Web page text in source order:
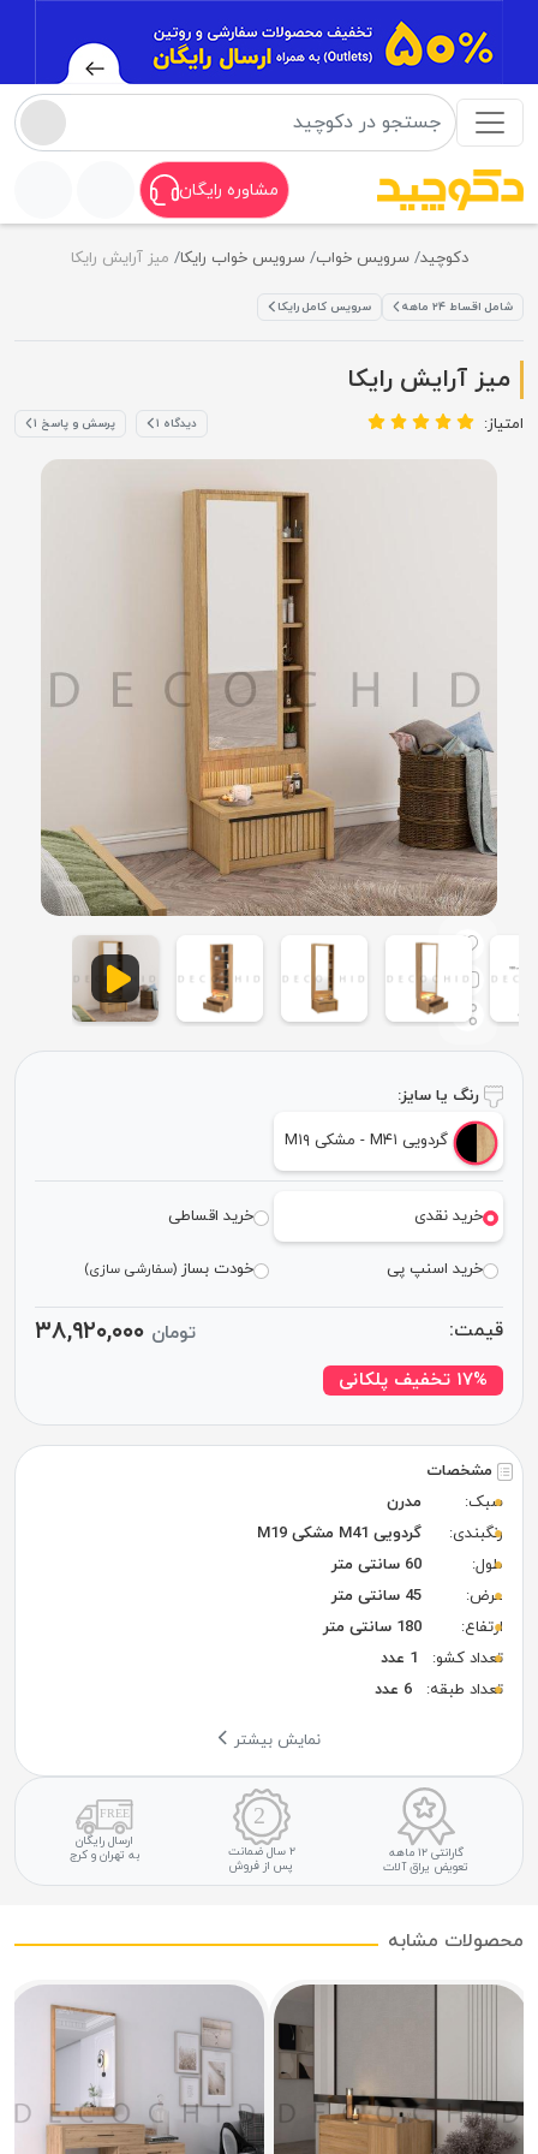
مشاوره رایگان
دکوچید سرویس خواب سرویس خواب رایکا میز آرایش رایکا
شامل اقساط ۲۴ ماهه سرویس کامل رایکا
میز آرایش رایکا
امتیاز: دیدگاه ۱ پرسش و پاسخ ۱
مشخصات
سبک:
مدرن
رنگبندی:
گردویی M41 مشکی M19
طول:
60 سانتی متر
عرض:
45 سانتی متر
ارتفاع:
180 سانتی متر
تعداد کشو:
1 عدد
تعداد طبقه:
6 عدد
نمایش بیشتر
گارانتی ۱۲ ماهه
تعویض یراق آلات
۲ سال ضمانت
پس از فروش
ارسال رایگان
به تهران و کرج
رنگ یا سایز:
گردویی M۴۱ - مشکی M۱۹
خرید نقدی خرید اقساطی
خرید اسنپ پی خودت بساز(سفارشی سازی)
قیمت: تومان ۳۸,۹۲۰,۰۰۰
۱۷% تخفیف پلکانی
محصولات مشابه